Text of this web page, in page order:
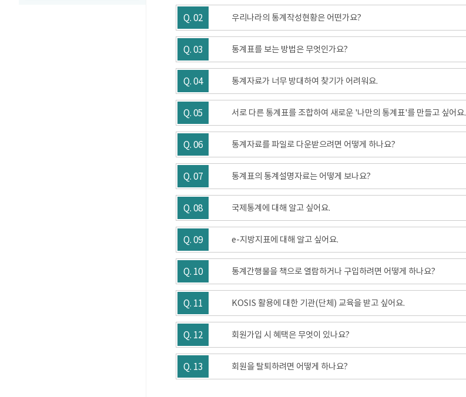
Q. 02 우리나라의 통계작성현황은 어떤가요?
Q. 03 통계표를 보는 방법은 무엇인가요?
Q. 04 통계자료가 너무 방대하여 찾기가 어려워요.
Q. 05 서로 다른 통계표를 조합하여 새로운 '나만의 통계표'를 만들고 싶어요.
Q. 06 통계자료를 파일로 다운받으려면 어떻게 하나요?
Q. 07 통계표의 통계설명자료는 어떻게 보나요?
Q. 08 국제통계에 대해 알고 싶어요.
Q. 09 e-지방지표에 대해 알고 싶어요.
Q. 10 통계간행물을 책으로 열람하거나 구입하려면 어떻게 하나요?
Q. 11 KOSIS 활용에 대한 기관(단체) 교육을 받고 싶어요.
Q. 12 회원가입 시 혜택은 무엇이 있나요?
Q. 13 회원을 탈퇴하려면 어떻게 하나요?